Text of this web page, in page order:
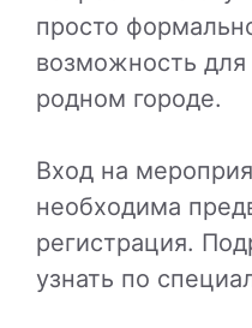
просто
возможность
родном городе.
Вход на
необходима
регистрация.
узнать по